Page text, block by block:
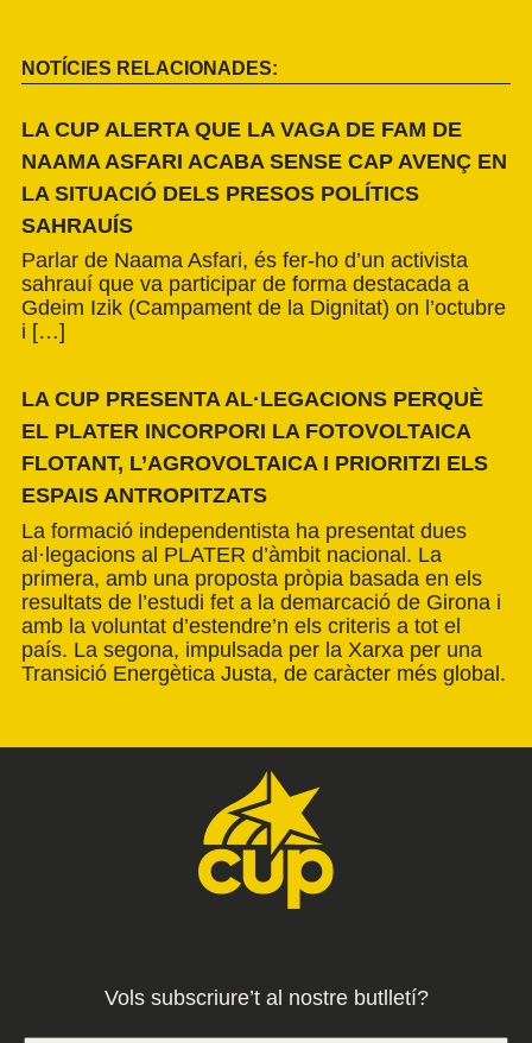
NOTÍCIES RELACIONADES:
LA CUP ALERTA QUE LA VAGA DE FAM DE
NAAMA ASFARI ACABA SENSE CAP AVENÇ EN
LA SITUACIÓ DELS PRESOS POLÍTICS
SAHRAUÍS
Parlar de Naama Asfari, és fer-ho d’un activista
sahrauí que va participar de forma destacada a
Gdeim Izik (Campament de la Dignitat) on l’octubre
i […]
LA CUP PRESENTA AL·LEGACIONS PERQUÈ
EL PLATER INCORPORI LA FOTOVOLTAICA
FLOTANT, L’AGROVOLTAICA I PRIORITZI ELS
ESPAIS ANTROPITZATS
La formació independentista ha presentat dues
al·legacions al PLATER d’àmbit nacional. La
primera, amb una proposta pròpia basada en els
resultats de l’estudi fet a la demarcació de Girona i
amb la voluntat d’estendre’n els criteris a tot el
país. La segona, impulsada per la Xarxa per una
Transició Energètica Justa, de caràcter més global.
Vols subscriure’t al nostre butlletí?